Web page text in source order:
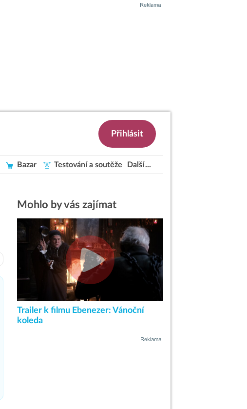
Přihlásit
Bazar Testování a soutěže Další
Mohlo by vás zajímat
Trailer k filmu Ebenezer: Vánoční
koleda